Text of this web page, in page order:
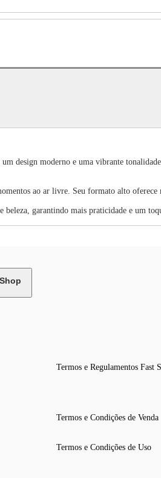
design moderno e uma vibrante
ao ar livre. Seu formato alto
garantindo mais praticidade e um
Termos e Regulamentos Fast
Termos e Condições de Venda
Termos e Condições de Uso